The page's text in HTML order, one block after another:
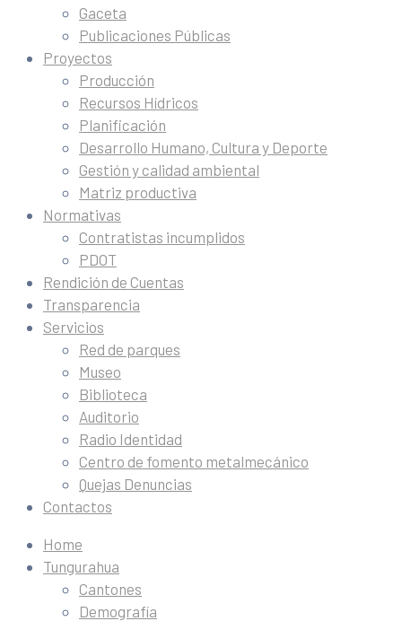
Gaceta
Publicaciones Públicas
Proyectos
Producción
Recursos Hídricos
Planificación
Desarrollo Humano, Cultura y Deporte
Gestión y calidad ambiental
Matriz productiva
Normativas
Contratistas incumplidos
PDOT
Rendición de Cuentas
Transparencia
Servicios
Red de parques
Museo
Biblioteca
Auditorio
Radio Identidad
Centro de fomento metalmecánico
Quejas Denuncias
Contactos
Home
Tungurahua
Cantones
Demografía